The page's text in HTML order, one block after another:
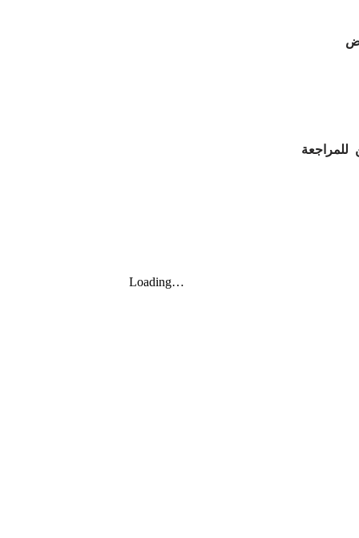
للمراجعة